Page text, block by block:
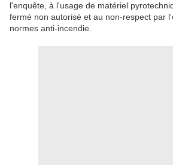
l'enquête, à l'usage de matériel
fermé non autorisé et au non-respect par
normes anti-incendie.